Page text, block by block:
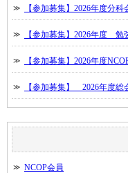
【参加募集】2026年度分
【参加募集】2026年度 勉
【参加募集】2026年度
【参加募集】 2026年度総
NCOP会員